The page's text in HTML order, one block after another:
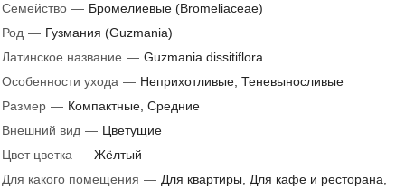
Семейство — Бромелиевые (Bromeliaceae)
Род — Гузмания (Guzmania)
Латинское название — Guzmania dissitiflora
Особенности ухода — Неприхотливые, Теневыносливые
Размер — Компактные, Средние
Внешний вид — Цветущие
Цвет цветка — Жёлтый
Для какого помещения — Для квартиры, Для кафе и ресторана,